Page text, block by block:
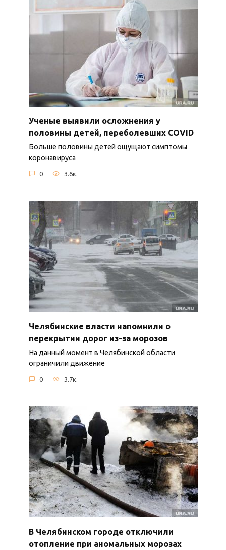
Ученые выявили осложнения у
половины детей, переболевших COVID
Больше половины детей ощущают симптомы
коронавируса
0 3.6к.
Челябинские власти напомнили о
перекрытии дорог из-за морозов
На данный момент в Челябинской области
ограничили движение
0 3.7к.
В Челябинском городе отключили
отопление при аномальных морозах